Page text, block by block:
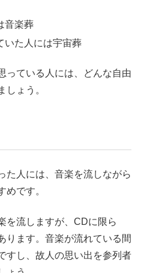
音楽葬
いた人には宇宙葬
っている人には、どんな自由
しょう。
た人には、音楽を流しながら
めです。
を流しますが、CDに限ら
ります。音楽が流れている間
すし、故人の思い出を参列者